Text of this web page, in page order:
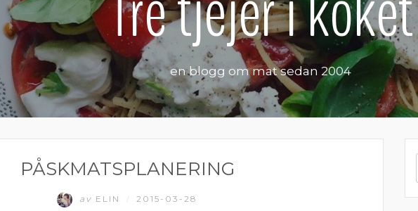
en blogg om mat sedan 2004
PÅSKMATSPLANERING
av ELIN 2015-03-28